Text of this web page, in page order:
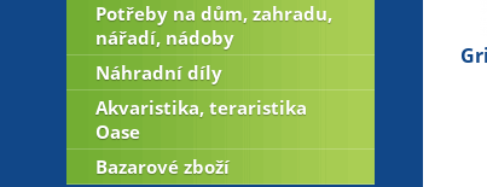
Potřeby na dům, zahradu,
nářadí, nádoby
Náhradní díly
Akvaristika, teraristika
Oase
Bazarové zboží